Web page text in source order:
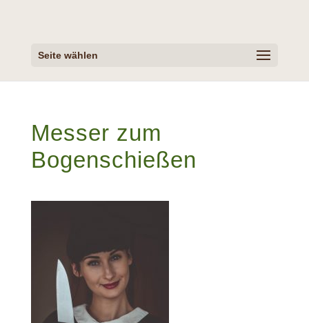
Seite wählen
Messer zum
Bogenschießen